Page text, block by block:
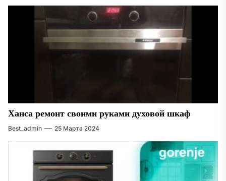
Ханса ремонт своими руками духовой шкаф
Best_admin 25 Марта 2024